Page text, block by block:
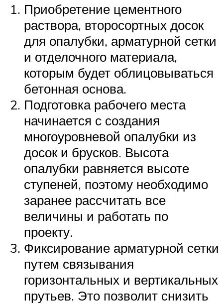
Приобретение цементного
раствора, второсортных досок
для опалубки, арматурной сетки
и отделочного материала,
которым будет облицовываться
бетонная основа.
Подготовка рабочего места
начинается с создания
многоуровневой опалубки из
досок и брусков. Высота
опалубки равняется высоте
ступеней, поэтому необходимо
заранее рассчитать все
величины и работать по
проекту.
Фиксирование арматурной сетки
путем связывания
горизонтальных и вертикальных
прутьев. Это позволит снизить